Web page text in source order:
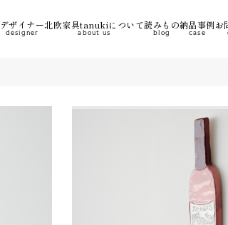
デザイナー
designer
北欧家具tanukiについて
about us
読みもの
blog
納品事例
case
お